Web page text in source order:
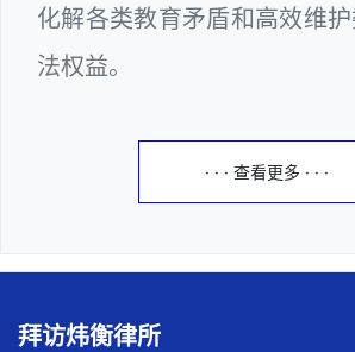
化解各类教育矛盾和高效维
法权益。
· · · 查看更多 · · ·
拜访炜衡律所